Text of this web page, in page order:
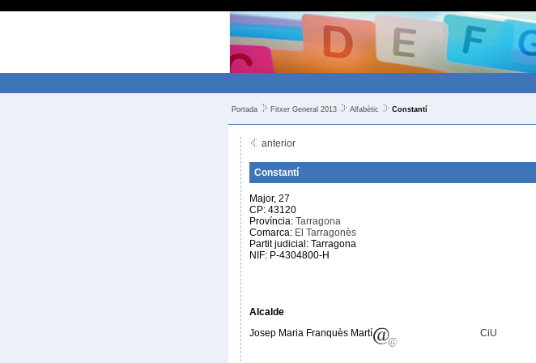
Portada Fitxer General 2013 Alfabètic Constantí
anterior
Constantí
Major, 27
CP: 43120
Província: Tarragona
Comarca: El Tarragonès
Partit judicial: Tarragona
NIF: P-4304800-H
Alcalde
Josep Maria Franquès Martí
CiU